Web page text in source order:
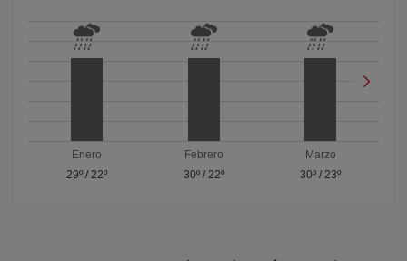
Enero
29º/ 22º
Febrero
30º/ 22º
Marzo
30º /23º